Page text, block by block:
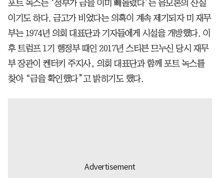
포트 녹스는 ‘정부가 금을 이미 빼돌렸다’는 음모론의 산실
이기도 하다. 금고가 비었다는 의혹이 계속 제기되자 미 재무
부는 1974년 의회 대표단과 기자들에게 시설을 개방했다. 이
후 트럼프 1기 행정부 때인 2017년 스티븐 므누신 당시 재무
부 장관이 켄터키 주지사, 의회 대표단과 함께 포트 녹스를
찾아 “금을 확인했다”고 밝히기도 했다.